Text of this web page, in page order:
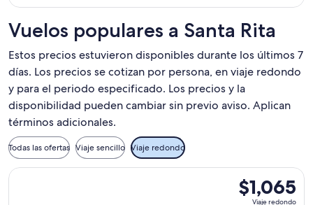
Vuelos populares a Santa Rita
Estos precios estuvieron disponibles durante los últimos 7
días. Los precios se cotizan por persona, en viaje redondo
y para el periodo especificado. Los precios y la
disponibilidad pueden cambiar sin previo aviso. Aplican
términos adicionales.
Todas las ofertas Viaje sencillo Viaje redondo
$1,065
Viaje
$1,065
Viaje redondo
Seleccionar vuelo de Alaska Airlines, con salida el jue, 3